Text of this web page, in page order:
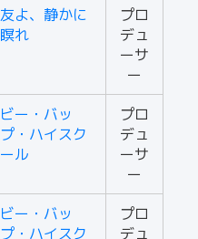
友よ、静かに
瞑れ
プロ
デュ
ーサ
ー
ビー・バッ
プ・ハイスク
ール
プロ
デュ
ーサ
ー
ビー・バッ
プ・ハイスク
プロ
デュ